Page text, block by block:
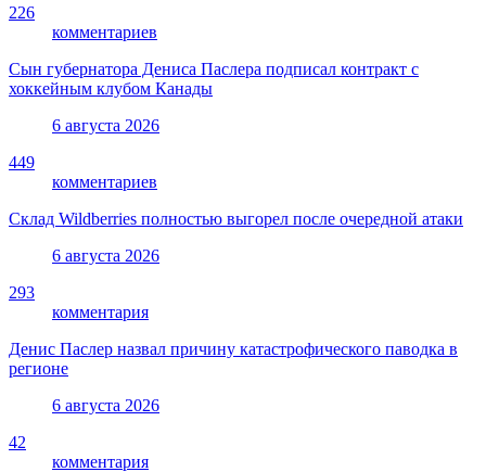
226
комментариев
Сын губернатора Дениса Паслера подписал контракт с
хоккейным клубом Канады
6 августа 2026
449
комментариев
Склад Wildberries полностью выгорел после очередной атаки
6 августа 2026
293
комментария
Денис Паслер назвал причину катастрофического паводка в
регионе
6 августа 2026
42
комментария